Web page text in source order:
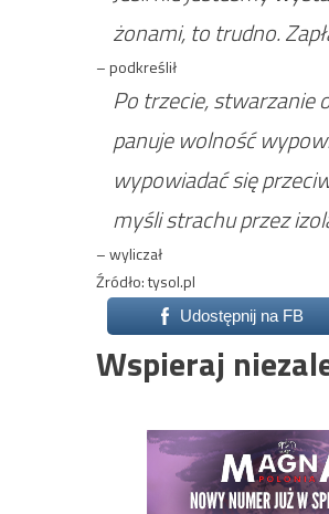
żonami, to trudno.
– podkreślił
Po trzecie, stwarzanie
panuje wolność
wypowiadać się
myśli strachu przez
– wyliczał
Źródło: tysol.pl
Udostępnij na FB
Wspieraj